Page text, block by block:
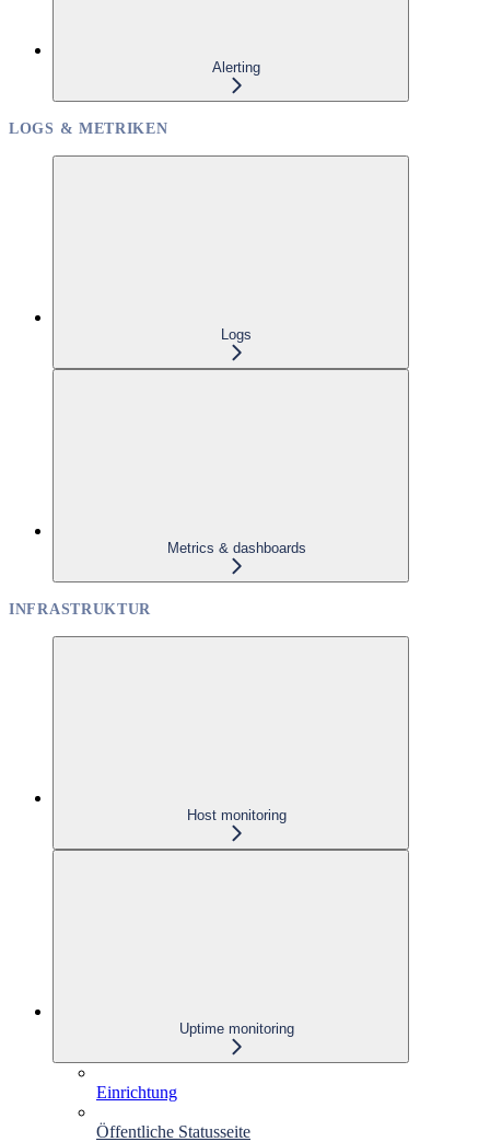
Alerting
LOGS & METRIKEN
Logs
Metrics & dashboards
INFRASTRUKTUR
Host monitoring
Uptime monitoring
Einrichtung
Öffentliche Statusseite